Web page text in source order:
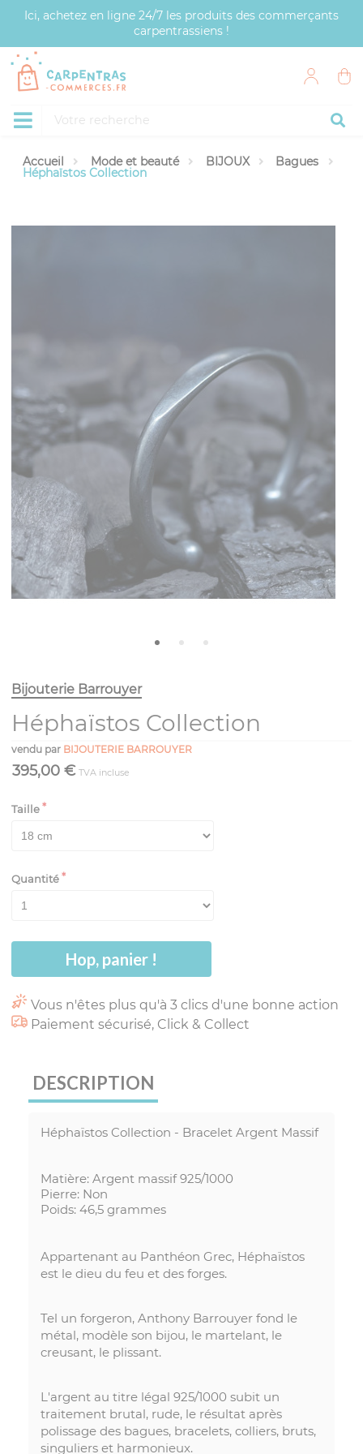
Ici, achetez en ligne 24/7 les produits des commerçants
carpentrassiens !
Accueil Mode et beauté BIJOUX Bagues
Héphaïstos Collection
Bijouterie Barrouyer
Héphaïstos Collection
vendu par BIJOUTERIE BARROUYER
395,00 € TVA incluse
Taille
Quantité
Hop, panier !
Vous n'êtes plus qu'à 3 clics d'une bonne action
Paiement sécurisé, Click & Collect
DESCRIPTION
Héphaïstos Collection - Bracelet Argent Massif
Matière: Argent massif 925/1000
Pierre: Non
Poids: 46,5 grammes
Appartenant au Panthéon Grec, Héphaïstos
est le dieu du feu et des forges.
Tel un forgeron, Anthony Barrouyer fond le
métal, modèle son bijou, le martelant, le
creusant, le plissant.
L'argent au titre légal 925/1000 subit un
traitement brutal, rude, le résultat après
polissage des bagues, bracelets, colliers, bruts,
singuliers et harmonieux.
Panneau de gestion des cookies